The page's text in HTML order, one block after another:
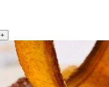
+